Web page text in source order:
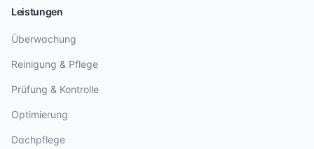
Leistungen
Überwachung
Reinigung & Pflege
Prüfung & Kontrolle
Optimierung
Dachpflege